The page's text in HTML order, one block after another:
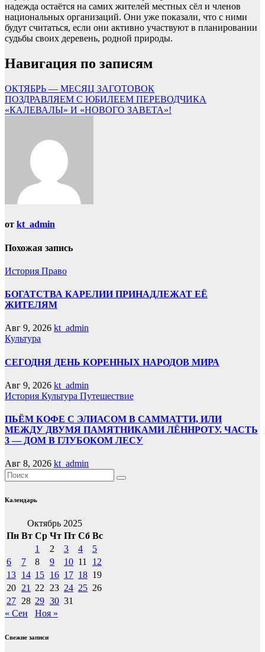
надежда остаётся на самих жителей местных сёл и членов
национальных организаций. Они уже показали, что с ними
будут считаться, если они активно участвуют в планировании
судьбы своих деревень, родной природы.
Навигация по записям
ОКТЯБРЬ — МЕСЯЦ ЗАГОТОВОК
ПОЗДРАВЛЯЕМ С ЮБИЛЕЕМ ПЕРЕВОДЧИКА
«КАЛЕВАЛЫ» И «НОВОГО ЗАВЕТА»!
от kt_admin
Похожая запись
История Право
БОГАТСТВА КАРЕЛИИ ПРИНАДЛЕЖАТ ЕЁ
ЖИТЕЛЯМ
Авг 9, 2026 kt_admin
Культура
СЕГОДНЯ ДЕНЬ КОРЕННЫХ НАРОДОВ МИРА
Авг 9, 2026 kt_admin
История Культура Путешествие
ПЬЁМ КОФЕ С ЭЛИАСОМ В САММАТТИ, ИЛИ
МЕЖДУ ДВУМЯ ПАМЯТНИКАМИ ЛЁННРОТУ. ЧАСТЬ
3 — ДОМ В ГЛУБОКОМ ЛЕСУ
Авг 8, 2026 kt_admin
Календарь
Октябрь 2025
Пн Вт Ср Чт Пт Сб Вс
1
2 3 4
5
6
7 8 9 10 11
12
13 14 15 16 17 18 19
20 21 22 23 24 25 26
27 28 29 30 31
« Сен
Ноя »
Свежие записи